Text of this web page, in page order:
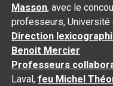
Masson, avec le
professeurs, Université
Direction
Benoit Mercier
Professeurs
Laval,feu Michel